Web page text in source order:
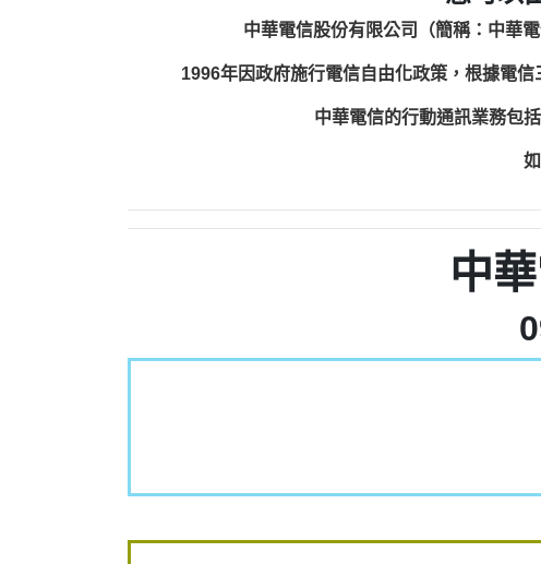
中華電信股份有限公司（簡稱：中華
1996年因政府施行電信自由化政策，根據電
中華電信的行動通訊業務包
中